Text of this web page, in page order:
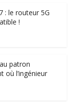
: le routeur 5G
!
patron
où l’ingénieur